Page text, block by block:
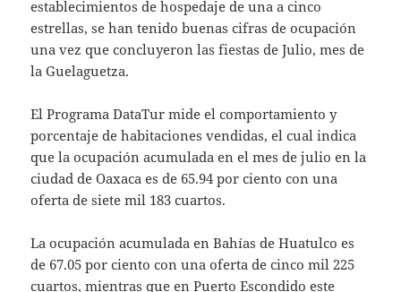
establecimientos de hospedaje de una a cinco
estrellas, se han tenido buenas cifras de ocupación
una vez que concluyeron las fiestas de Julio, mes de
la Guelaguetza.
El Programa DataTur mide el comportamiento y
porcentaje de habitaciones vendidas, el cual indica
que la ocupación acumulada en el mes de julio en la
ciudad de Oaxaca es de 65.94 por ciento con una
oferta de siete mil 183 cuartos.
La ocupación acumulada en Bahías de Huatulco es
de 67.05 por ciento con una oferta de cinco mil 225
cuartos, mientras que en Puerto Escondido este